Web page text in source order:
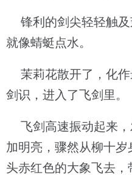
锋利的剑尖轻轻触及
就像蜻蜓点水。
茉莉花散开了，化作
剑识，进入了飞剑里。
飞剑高速振动起来，
加明亮，骤然从柳十
头赤红色的大象飞去，